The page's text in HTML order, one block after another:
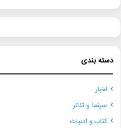
دسته بندی
اخبار
سینما و تئاتر
کتاب و ادبیات